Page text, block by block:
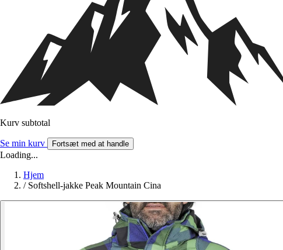
Kurv subtotal
Se min kurv Fortsæt med at handle
Loading...
Hjem
/ Softshell-jakke Peak Mountain Cina